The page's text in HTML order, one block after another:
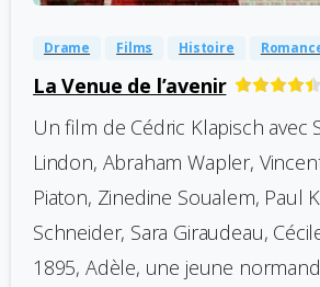
Drame Films Histoire
La Venue de l’avenir
Un film de Cédric Klapisch avec
Lindon, Abraham Wapler,
Piaton, Zinedine Soualem, Paul
Schneider, Sara Giraudeau,
1895, Adèle, une jeune